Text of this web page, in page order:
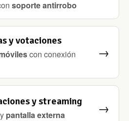
soporte antirrobo
y votaciones
con conexión
→
y streaming
y pantalla externa →